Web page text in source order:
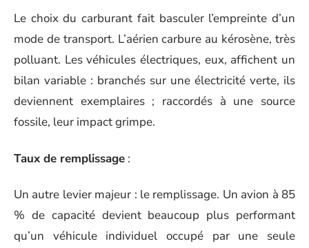
Le choix du carburant fait basculer l’empreinte d’un
mode de transport. L’aérien carbure au kérosène, très
polluant. Les véhicules électriques, eux, affichent un
bilan variable : branchés sur une électricité verte, ils
deviennent exemplaires ; raccordés à une source
fossile, leur impact grimpe.
Taux de remplissage :
Un autre levier majeur : le remplissage. Un avion à 85
% de capacité devient beaucoup plus performant
qu’un véhicule individuel occupé par une seule